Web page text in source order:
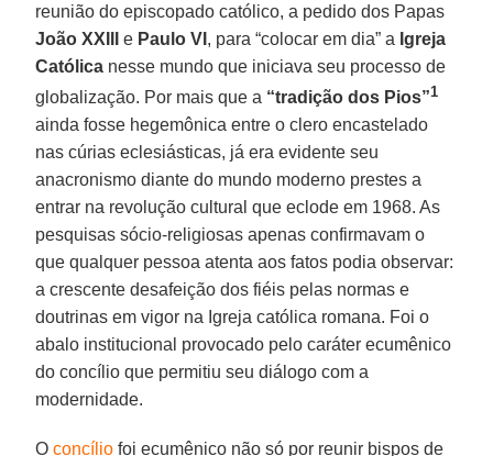
reunião do episcopado católico, a pedido dos Papas
João XXIII
e Paulo VI , para “colocar em dia” a Igreja
Católica nesse mundo que iniciava seu processo de
globalização. Por mais que a “tradição dos Pios”1
ainda fosse hegemônica entre o clero encastelado
nas cúrias eclesiásticas, já era evidente seu
anacronismo diante do mundo moderno prestes a
entrar na revolução cultural que eclode em 1968. As
pesquisas sócio-religiosas apenas confirmavam o
que qualquer pessoa atenta aos fatos podia observar:
a crescente desafeição dos fiéis pelas normas e
doutrinas em vigor na Igreja católica romana. Foi o
abalo institucional provocado pelo caráter ecumênico
do concílio que permitiu seu diálogo com a
modernidade.
O concílio foi ecumênico não só por reunir bispos de